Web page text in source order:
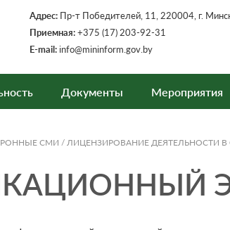
Адрес: Пр-т Победителей, 11, 220004, г.
Приемная:+375 (17) 203-92-31
E-mail:info@mininform.gov.by
Документы Мероприятия
СМИ / ЛИЦЕНЗИРОВАНИЕ ДЕЯТЕЛЬНОСТИ